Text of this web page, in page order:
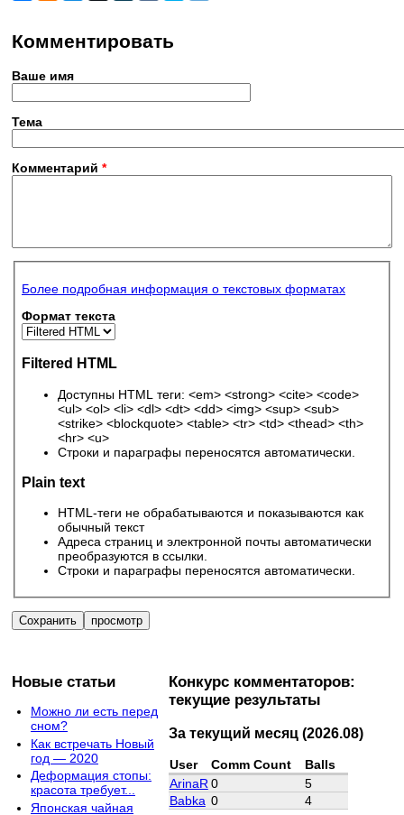
Комментировать
Ваше имя
Тема
Комментарий *
Более подробная информация о текстовых форматах
Формат текста
Filtered HTML
Доступны HTML теги: <em> <strong> <cite> <code>
<ul> <ol> <li> <dl> <dt> <dd> <img> <sup> <sub>
<strike> <blockquote> <table> <tr> <td> <thead> <th>
<hr> <u>
Строки и параграфы переносятся автоматически.
Plain text
HTML-теги не обрабатываются и показываются как
обычный текст
Адреса страниц и электронной почты автоматически
преобразуются в ссылки.
Строки и параграфы переносятся автоматически.
Новые статьи
Можно ли есть перед
сном?
Как встречать Новый
год — 2020
Деформация стопы:
красота требует...
Японская чайная
Конкурс комментаторов:
текущие результаты
За текущий месяц (2026.08)
User Comm Count
Balls
ArinaR 0
5
Babka 0 4